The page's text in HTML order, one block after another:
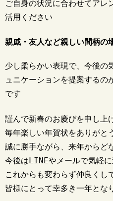
ご自身の状況に合わせてアレ
活用ください
親戚・友人など親しい間柄の
少し柔らかい表現で、今後の
ュニケーションを提案するの
です
謹んで新春のお慶びを申し上
毎年楽しい年賀状をありがと
誠に勝手ながら、来年からど
今後はLINEやメールで気軽
これからも変わらず仲良くし